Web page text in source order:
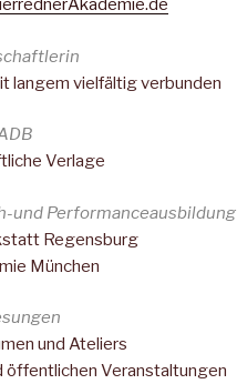
langem vielfältig verbunden
Verlage
und Performanceausbildung
Regensburg
München
und Ateliers
öffentlichen Veranstaltungen